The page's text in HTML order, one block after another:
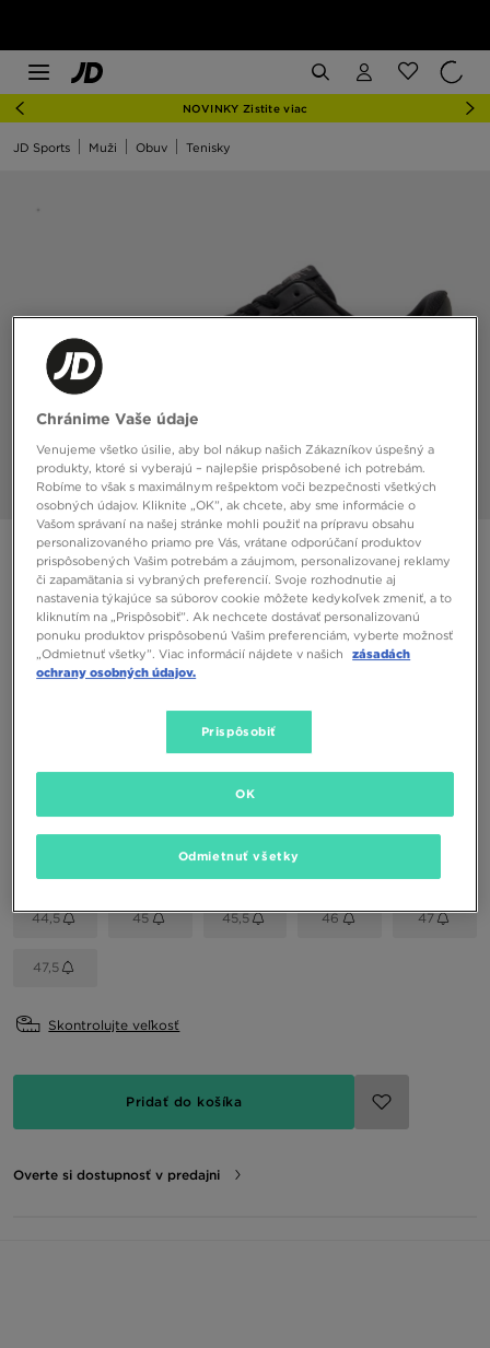
NOVINKY Zistite viac
JD Sports Muži Obuv Tenisky
ONLY AT JD
NIKE AIR FORCE 1 '07 LV8
76,00 €
44,5 45 45,5 46 47
47,5
Skontrolujte veľkosť
Pridať do košíka
Overte si dostupnosť v predajni
Chránime Vaše údaje
Venujeme všetko úsilie, aby bol nákup našich Zákazníkov úspešný a
produkty, ktoré si vyberajú – najlepšie prispôsobené ich potrebám.
Robíme to však s maximálnym rešpektom voči bezpečnosti všetkých
osobných údajov. Kliknite „OK”, ak chcete, aby sme informácie o
Vašom správaní na našej stránke mohli použiť na prípravu obsahu
personalizovaného priamo pre Vás, vrátane odporúčaní produktov
prispôsobených Vašim potrebám a záujmom, personalizovanej reklamy
či zapamätania si vybraných preferencií. Svoje rozhodnutie aj
nastavenia týkajúce sa súborov cookie môžete kedykoľvek zmeniť, a to
kliknutím na „Prispôsobiť”. Ak nechcete dostávať personalizovanú
ponuku produktov prispôsobenú Vašim preferenciám, vyberte možnosť
„Odmietnuť všetky”. Viac informácií nájdete v našich
zásadách
ochrany osobných údajov.
Prispôsobiť
Odmietnuť všetky
OK